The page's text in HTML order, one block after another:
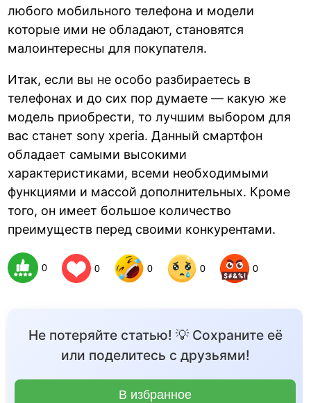
любого мобильного телефона и модели
которые ими не обладают, становятся
малоинтересны для покупателя.
Итак, если вы не особо разбираетесь в
телефонах и до сих пор думаете — какую же
модель приобрести, то лучшим выбором для
вас станет sony xperia. Данный смартфон
обладает самыми высокими
характеристиками, всеми необходимыми
функциями и массой дополнительных. Кроме
того, он имеет большое количество
преимуществ перед своими конкурентами.
0 0 0 0 0
Не потеряйте статью! 💡 Сохраните её
или поделитесь с друзьями!
В избранное